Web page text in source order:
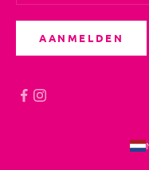
AANMELDEN